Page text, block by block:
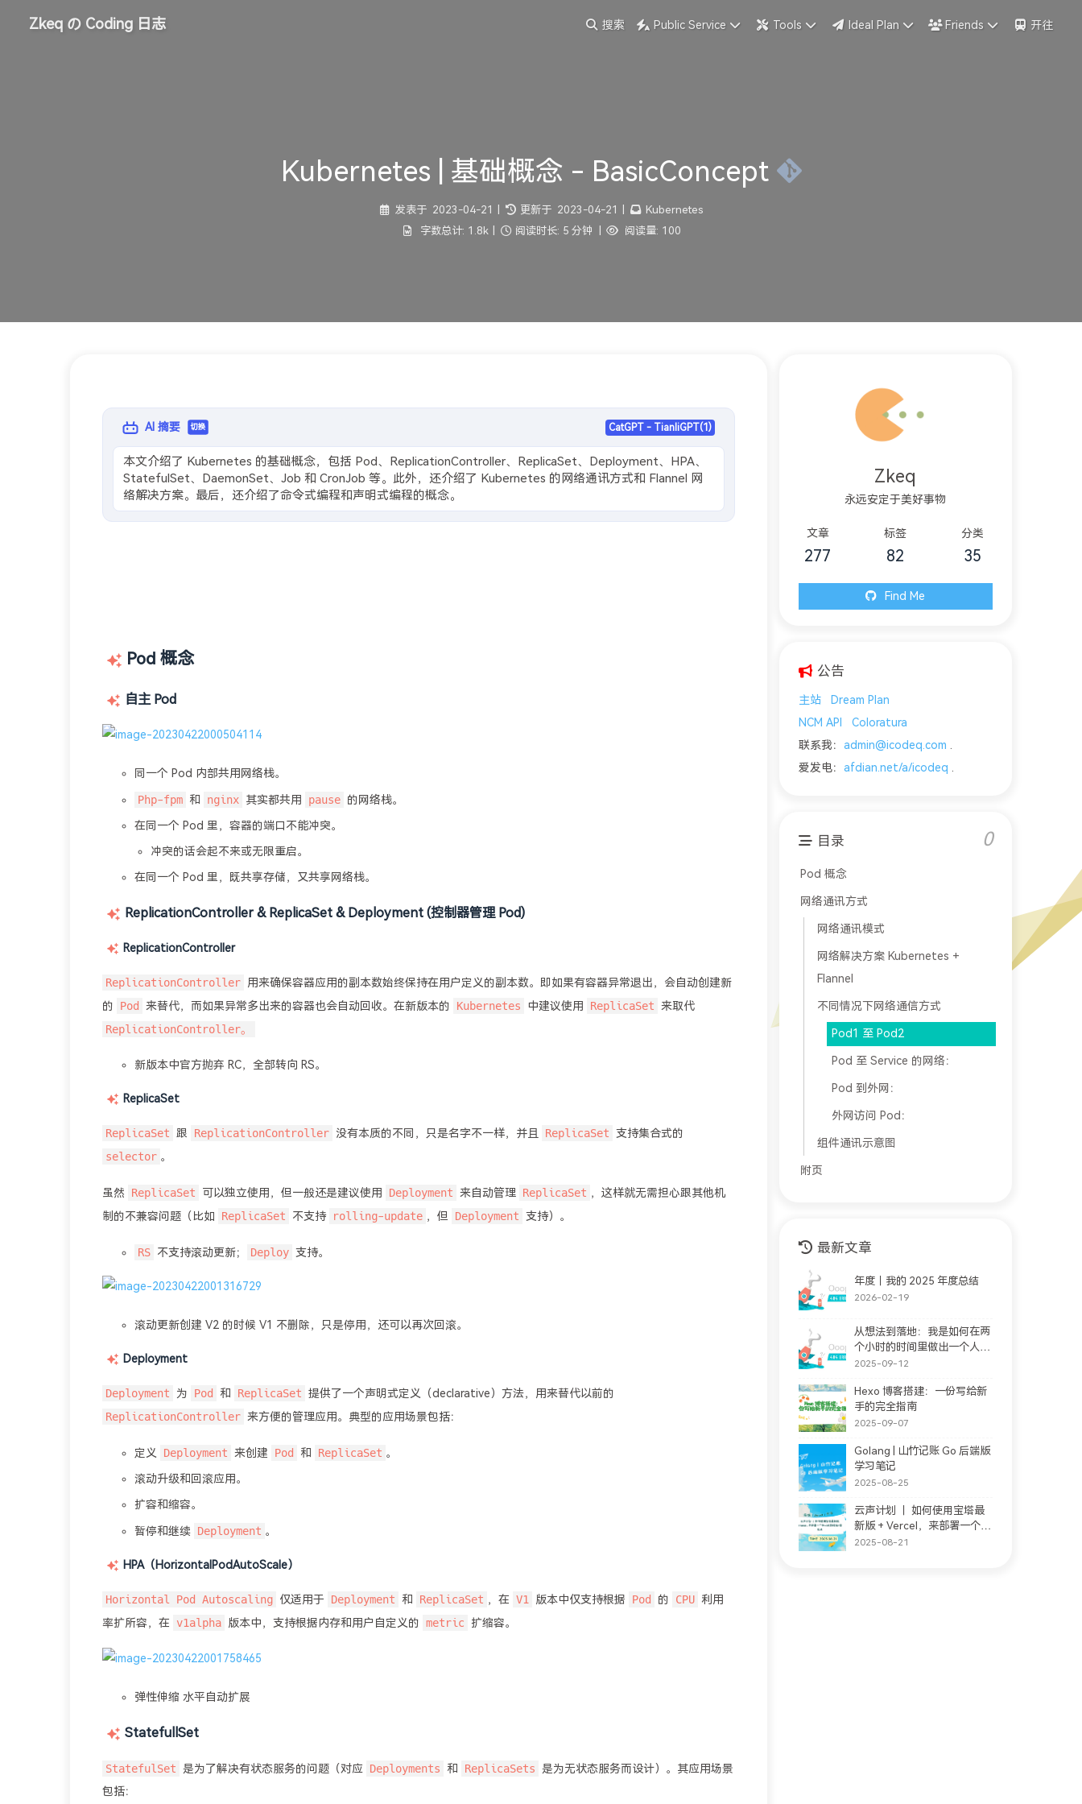
Zkeq の Coding 日志 搜索 Public Service Tools Ideal Plan Friends 开往
Kubernetes | 基础概念 - BasicConcept
发表于 2023-04-21 更新于 2023-04-21
Kubernetes
字数总计: 1.8k 阅读时长: 5 分钟 阅读量: 100
AI 摘要 切换 CatGPT - TianliGPT(1)
本文介绍了 Kubernetes 的基础概念，包括 Pod、ReplicationController、ReplicaSet、Deployment、HPA、
StatefulSet、DaemonSet、Job 和 CronJob 等。此外，还介绍了 Kubernetes 的网络通讯方式和 Flannel 网
络解决方案。最后，还介绍了命令式编程和声明式编程的概念。
Pod 概念
自主 Pod
同一个 Pod 内部共用网络栈。
Php-fpm 和 nginx 其实都共用 pause 的网络栈。
在同一个 Pod 里，容器的端口不能冲突。
冲突的话会起不来或无限重启。
在同一个 Pod 里，既共享存储，又共享网络栈。
ReplicationController & ReplicaSet & Deployment (控制器管理 Pod)
ReplicationController
ReplicationController 用来确保容器应用的副本数始终保持在用户定义的副本数。即如果有容器异常退出，会自动创建新
的
Pod 来替代，而如果异常多出来的容器也会自动回收。在新版本的 Kubernetes 中建议使用 ReplicaSet 来取代
ReplicationController。
新版本中官方抛弃 RC，全部转向 RS。
ReplicaSet
ReplicaSet 跟 ReplicationController 没有本质的不同，只是名字不一样，并且 ReplicaSet 支持集合式的
selector 。
虽然 ReplicaSet 可以独立使用，但一般还是建议使用 Deployment 来自动管理 ReplicaSet ，这样就无需担心跟其他机
制的不兼容问题（比如
ReplicaSet 不支持 rolling-update ，但 Deployment 支持）。
RS 不支持滚动更新； Deploy 支持。
滚动更新创建 V2 的时候 V1 不删除，只是停用，还可以再次回滚。
Deployment
Deployment 为 Pod 和 ReplicaSet 提供了一个声明式定义（declarative）方法，用来替代以前的
ReplicationController 来方便的管理应用。典型的应用场景包括：
定义 Deployment 来创建 Pod 和 ReplicaSet 。
滚动升级和回滚应用。
扩容和缩容。
暂停和继续 Deployment 。
HPA（HorizontalPodAutoScale）
Horizontal Pod Autoscaling 仅适用于 Deployment 和 ReplicaSet ，在 V1 版本中仅支持根据 Pod 的 CPU 利用
率扩所容，在
v1alpha 版本中，支持根据内存和用户自定义的 metric 扩缩容。
弹性伸缩 水平自动扩展
StatefullSet
StatefulSet 是为了解决有状态服务的问题（对应 Deployments 和 ReplicaSets 是为无状态服务而设计）。其应用场景
包括：
Zkeq
永远安定于美好事物
文章
277
标签
82
分类
35
Find Me
公告
主站
Dream Plan
NCM API
Coloratura
联系我： admin@icodeq.com .
爱发电： afdian.net/a/icodeq .
目录 0
Pod 概念
网络通讯方式
网络通讯模式
网络解决方案 Kubernetes +
Flannel
不同情况下网络通信方式
Pod1 至 Pod2
Pod 至 Service 的网络：
Pod 到外网：
外网访问 Pod：
组件通讯示意图
附页
最新文章
年度｜我的 2025 年度总结
2026-02-19
从想法到落地：我是如何在两
个小时的时间里做出一个人格
完善站的。(支持大家随意提
2025-09-12
Hexo 博客搭建：一份写给新
手的完全指南
2025-09-07
Golang | 山竹记账 Go 后端版
学习笔记
2025-08-25
云声计划 ｜ 如何使用宝塔最
新版 + Vercel，来部署一个私
人的影视站 + 音乐站
2025-08-21